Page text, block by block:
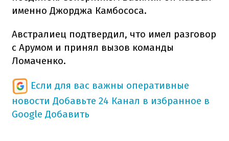
именно Джорджа Камбососа.
Австралиец подтвердил, что имел разговор
с Арумом и принял вызов команды
Ломаченко.
Если для вас важны оперативные
новости Добавьте 24 Канал в избранное в
Google Добавить